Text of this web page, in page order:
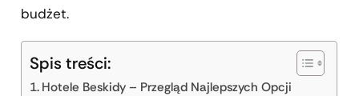
budżet.
Spis treści:
Hotele Beskidy – Przegląd Najlepszych Opcji